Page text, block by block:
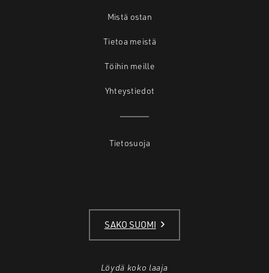
Mistä ostan
Tietoa meistä
Töihin meille
Yhteystiedot
Tietosuoja
SAKO SUOMI
Löydä koko laaja